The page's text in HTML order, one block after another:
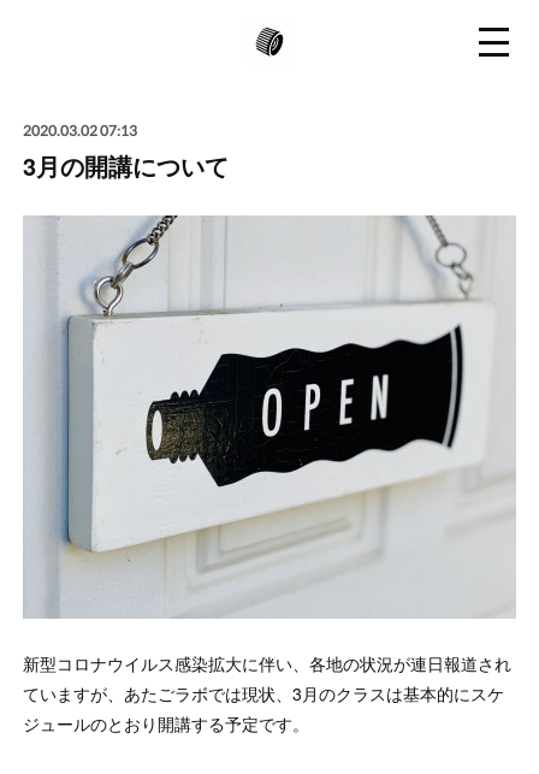
2020.03.02 07:13
3月の開講について
新型コロナウイルス感染拡大に伴い、各地の状況が連日報道され
ていますが、あたごラボでは現状、3月のクラスは基本的にスケ
ジュールのとおり開講する予定です。